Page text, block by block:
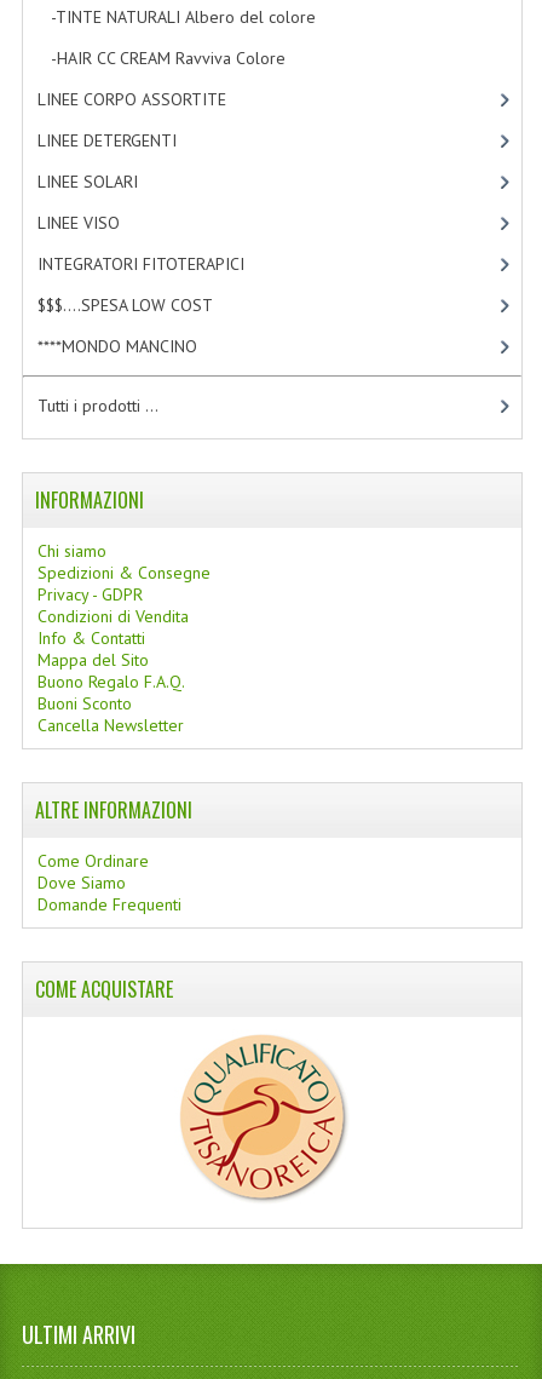
-TINTE NATURALI Albero del colore
-HAIR CC CREAM Ravviva Colore
LINEE CORPO ASSORTITE
LINEE DETERGENTI
LINEE SOLARI
LINEE VISO
INTEGRATORI FITOTERAPICI
$$$....SPESA LOW COST
****MONDO MANCINO
Tutti i prodotti ...
INFORMAZIONI
Chi siamo
Spedizioni & Consegne
Privacy - GDPR
Condizioni di Vendita
Info & Contatti
Mappa del Sito
Buono Regalo F.A.Q.
Buoni Sconto
Cancella Newsletter
ALTRE INFORMAZIONI
Come Ordinare
Dove Siamo
Domande Frequenti
COME ACQUISTARE
ULTIMI ARRIVI